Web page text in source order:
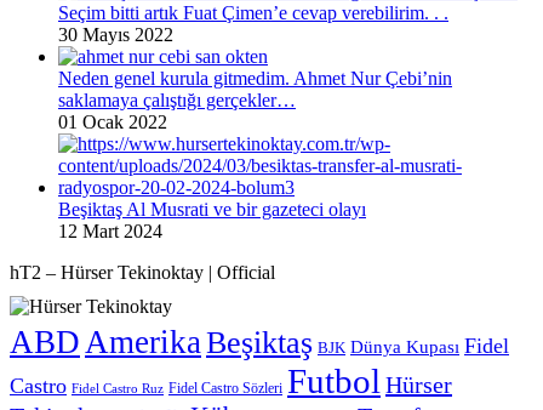
Seçim bitti artık Fuat Çimen’e cevap verebilirim. . .
30 Mayıs 2022
Neden genel kurula gitmedim. Ahmet Nur Çebi’nin
saklamaya çalıştığı gerçekler…
01 Ocak 2022
Beşiktaş Al Musrati ve bir gazeteci olayı
12 Mart 2024
hT2 – Hürser Tekinoktay | Official
ABD Amerika Beşiktaş BJK Dünya Kupası Fidel
Castro Fidel Castro Ruz Fidel Castro Sözleri Futbol Hürser